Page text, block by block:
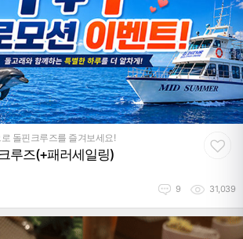
돌핀크루즈를 즐겨보세요!
루즈(+패러세일링)
9 31,039